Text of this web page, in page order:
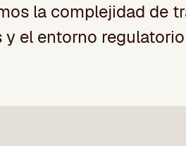
la complejidad de
el entorno